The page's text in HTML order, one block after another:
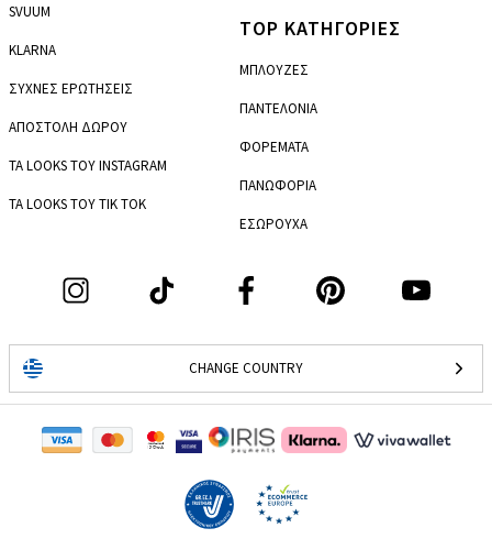
SVUUM
KLARNA
ΣΥΧΝΕΣ ΕΡΩΤΗΣΕΙΣ
ΑΠΟΣΤΟΛΗ ΔΩΡΟΥ
ΤΑ LOOKS ΤΟΥ INSTAGRAM
ΤΑ LOOKS ΤΟΥ TIK TOK
CHANGE COUNTRY
TOP ΚΑΤΗΓΟΡΙΕΣ
ΜΠΛΟΥΖΕΣ
ΠΑΝΤΕΛΟΝΙΑ
ΦΟΡΕΜΑΤΑ
ΠΑΝΩΦΟΡΙΑ
ΕΣΩΡΟΥΧΑ